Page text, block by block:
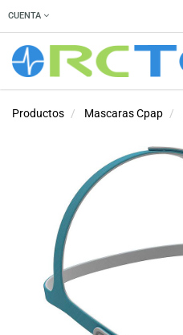
CUENTA
Productos
Mascaras Cpap